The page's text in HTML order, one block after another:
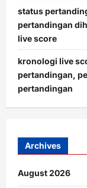
status
pertandingan
live score
kronologi live
pertandingan,
pertandingan
Archives
August 2026